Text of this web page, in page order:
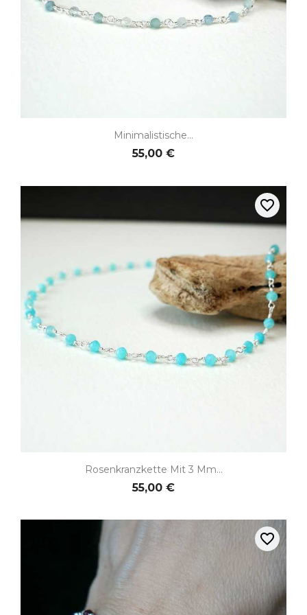
Minimalistische...
55,00 €
Rosenkranzkette Mit 3 Mm...
55,00 €
favorite_border
favorite_border